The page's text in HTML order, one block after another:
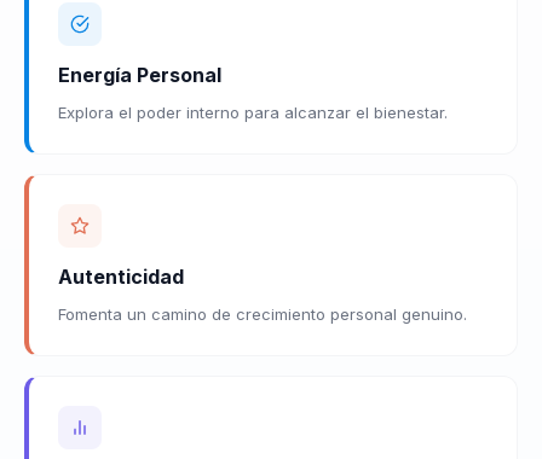
Energía Personal
Explora el poder interno para alcanzar el bienestar.
Autenticidad
Fomenta un camino de crecimiento personal genuino.